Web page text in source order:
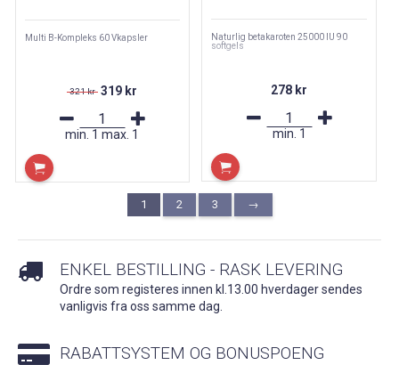
Multi B-Kompleks 60 Vkapsler
321 kr 319 kr
min. 1max. 1
Naturlig betakaroten 25000 IU 90
softgels
278 kr
min. 1
1 2 3 →
ENKEL BESTILLING - RASK LEVERING
Ordre som registeres innen kl.13.00 hverdager sendes
vanligvis fra oss samme dag.
RABATTSYSTEM OG BONUSPOENG